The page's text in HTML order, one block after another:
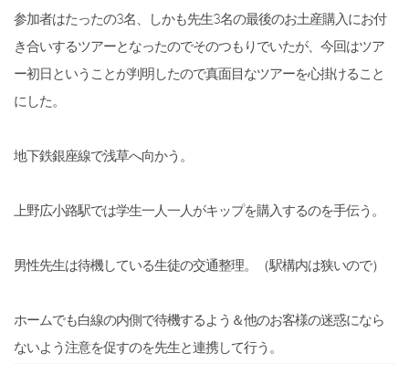
参加者はたったの3名、しかも先生3名の最後のお土産購入にお付
き合いするツアーとなったのでそのつもりでいたが、今回はツア
ー初日ということが判明したので真面目なツアーを心掛けること
にした。
地下鉄銀座線で浅草へ向かう。
上野広小路駅では学生一人一人がキップを購入するのを手伝う。
男性先生は待機している生徒の交通整理。（駅構内は狭いので）
ホームでも白線の内側で待機するよう＆他のお客様の迷惑になら
ないよう注意を促すのを先生と連携して行う。